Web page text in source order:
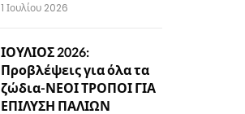
1 Ιουλίου 2026
ΙΟΥΛΙΟΣ 2026:
Προβλέψεις για όλα τα
ζώδια-ΝΕΟΙ ΤΡΟΠΟΙ ΓΙΑ
ΕΠΙΛΥΣΗ ΠΑΛΙΩΝ